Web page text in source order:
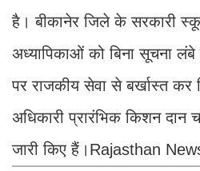
है। बीकानेर जिले के सरकारी
अध्यापिकाओं को बिना सूचना
पर राजकीय सेवा से बर्खास्त कर
अधिकारी प्रारंभिक किशन
जारी किए हैं।Rajasthan